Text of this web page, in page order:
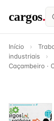
cargos.
Início ›
industriais
›
Caçambeiro ·